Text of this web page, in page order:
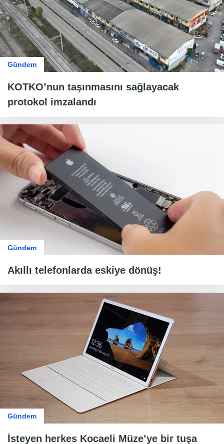
Gündem
KOTKO’nun taşınmasını sağlayacak
protokol imzalandı
Gündem
Akıllı telefonlarda eskiye dönüş!
Gündem
İsteyen herkes Kocaeli Müze’ye bir tuşa